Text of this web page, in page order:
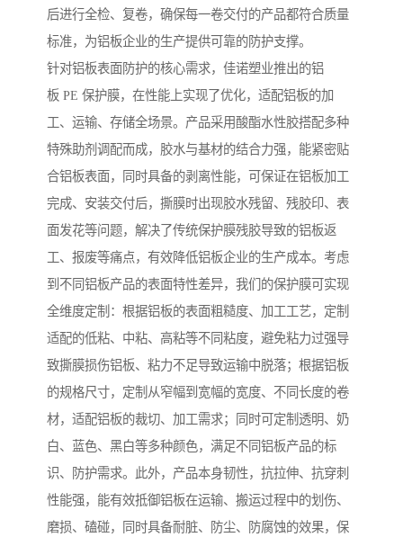
后进行全检、复卷，确保每一卷交付的产品都符合质量
标准，为铝板企业的生产提供可靠的防护支撑。
针对铝板表面防护的核心需求，佳诺塑业推出的铝
板 PE 保护膜，在性能上实现了优化，适配铝板的加
工、运输、存储全场景。产品采用酸酯水性胶搭配多种
特殊助剂调配而成，胶水与基材的结合力强，能紧密贴
合铝板表面，同时具备的剥离性能，可保证在铝板加工
完成、安装交付后，撕膜时出现胶水残留、残胶印、表
面发花等问题，解决了传统保护膜残胶导致的铝板返
工、报废等痛点，有效降低铝板企业的生产成本。考虑
到不同铝板产品的表面特性差异，我们的保护膜可实现
全维度定制：根据铝板的表面粗糙度、加工工艺，定制
适配的低粘、中粘、高粘等不同粘度，避免粘力过强导
致撕膜损伤铝板、粘力不足导致运输中脱落；根据铝板
的规格尺寸，定制从窄幅到宽幅的宽度、不同长度的卷
材，适配铝板的裁切、加工需求；同时可定制透明、奶
白、蓝色、黑白等多种颜色，满足不同铝板产品的标
识、防护需求。此外，产品本身韧性，抗拉伸、抗穿刺
性能强，能有效抵御铝板在运输、搬运过程中的划伤、
磨损、磕碰，同时具备耐脏、防尘、防腐蚀的效果，保